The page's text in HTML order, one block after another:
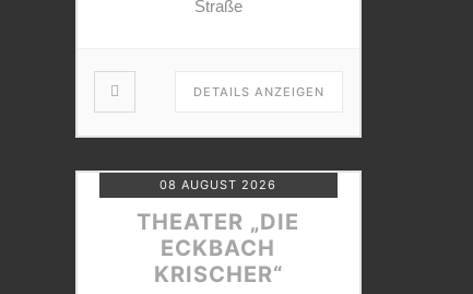
Straße
DETAILS ANZEIGEN
08 AUGUST 2026
THEATER „DIE
ECKBACH
KRISCHER“